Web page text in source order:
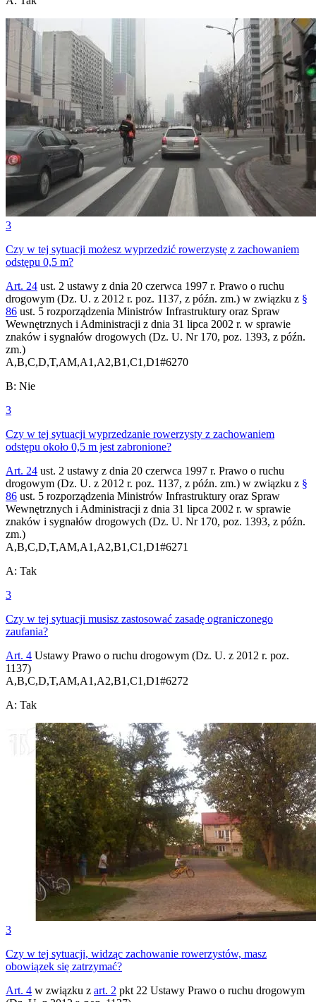
3
Czy w tej sytuacji możesz wyprzedzić rowerzystę z zachowaniem
odstępu 0,5 m?
Art. 24 ust. 2 ustawy z dnia 20 czerwca 1997 r. Prawo o ruchu
drogowym (Dz. U. z 2012 r. poz. 1137, z późn. zm.) w związku z §
86 ust. 5 rozporządzenia Ministrów Infrastruktury oraz Spraw
Wewnętrznych i Administracji z dnia 31 lipca 2002 r. w sprawie
znaków i sygnałów drogowych (Dz. U. Nr 170, poz. 1393, z późn.
zm.)
A,B,C,D,T,AM,A1,A2,B1,C1,D1#6270
B: Nie
3
Czy w tej sytuacji wyprzedzanie rowerzysty z zachowaniem
odstępu około 0,5 m jest zabronione?
Art. 24 ust. 2 ustawy z dnia 20 czerwca 1997 r. Prawo o ruchu
drogowym (Dz. U. z 2012 r. poz. 1137, z późn. zm.) w związku z §
86 ust. 5 rozporządzenia Ministrów Infrastruktury oraz Spraw
Wewnętrznych i Administracji z dnia 31 lipca 2002 r. w sprawie
znaków i sygnałów drogowych (Dz. U. Nr 170, poz. 1393, z późn.
zm.)
A,B,C,D,T,AM,A1,A2,B1,C1,D1#6271
A: Tak
3
Czy w tej sytuacji musisz zastosować zasadę ograniczonego
zaufania?
Art. 4 Ustawy Prawo o ruchu drogowym (Dz. U. z 2012 r. poz.
1137)
A,B,C,D,T,AM,A1,A2,B1,C1,D1#6272
A: Tak
3
Czy w tej sytuacji, widząc zachowanie rowerzystów, masz
obowiązek się zatrzymać?
Art. 4 w związku z art. 2 pkt 22 Ustawy Prawo o ruchu drogowym